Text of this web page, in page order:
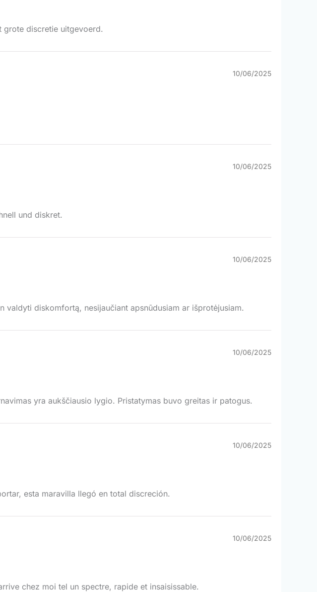
grote discretie uitgevoerd.
10/06/2025
10/06/2025
und diskret.
10/06/2025
diskomfortą, nesijaučiant apsnūdusiam ar išprotėjusiam.
10/06/2025
yra aukščiausio lygio. Pristatymas buvo greitas ir patogus.
10/06/2025
esta maravilla llegó en total discreción.
10/06/2025
chez moi tel un spectre, rapide et insaisissable.